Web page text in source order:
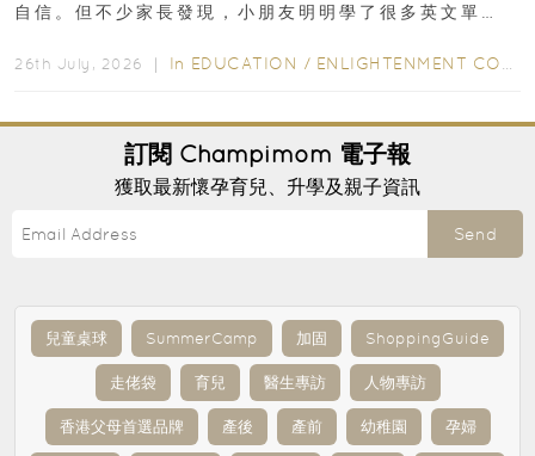
自信。但不少家長發現，小朋友明明學了很多英文單
26th July, 2026 ｜ In EDUCATION / ENLIGHTENMENT CORNER
訂閱 Champimom 電子報
獲取最新懷孕育兒、升學及親子資訊
Send
兒童桌球 SummerCamp 加固 ShoppingGuide
走佬袋 育兒 醫生專訪 人物專訪
香港父母首選品牌 產後 產前 幼稚園 孕婦